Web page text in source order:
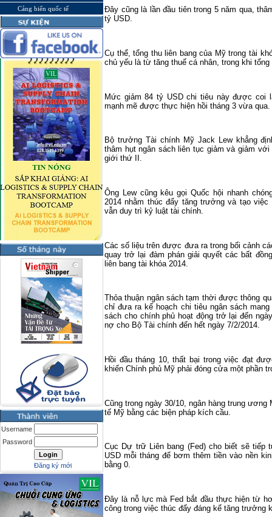
Cảng biển quốc tế
Username
Password
Đăng ký mới
Đây cũng là lần đầu tiên trong 5 năm qua,
tỷ USD.
Cụ thể, tổng thu liên bang của Mỹ trong tài
chủ yếu là từ tăng thuế cá nhân, trong khi
Mức giảm 84 tỷ USD chi tiêu này được coi
mạnh mẽ được thực hiện hồi tháng 3 vừa qua.
Bộ trưởng Tài chính Mỹ Jack Lew khẳng
thâm hụt ngân sách liên tục giảm và giảm
giới thứ II.
Ông Lew cũng kêu gọi Quốc hội nhanh
2014 nhằm thúc đẩy tăng trưởng và tạo
vẫn duy trì kỷ luật tài chính.
Các số liệu trên được đưa ra trong bối cảnh
quay trở lại đàm phán giải quyết các bất
liên bang tài khóa 2014.
Thỏa thuận ngân sách tạm thời được thông
chỉ đưa ra kế hoạch chi tiêu ngân sách
sách cho chính phủ hoạt động trở lại đến
nợ cho Bộ Tài chính đến hết ngày 7/2/2014.
Hồi đầu tháng 10, thất bại trong việc đạt
khiến Chính phủ Mỹ phải đóng cửa một phần
Cũng trong ngày 30/10, ngân hàng trung
tế Mỹ bằng các biện pháp kích cầu.
Cục Dự trữ Liên bang (Fed) cho biết sẽ tiếp
USD mỗi tháng để bơm thêm tiền vào nền
bằng 0.
Đây là nỗ lực mà Fed bắt đầu thực hiện từ
công trong việc thúc đẩy đáng kể tăng trưởng